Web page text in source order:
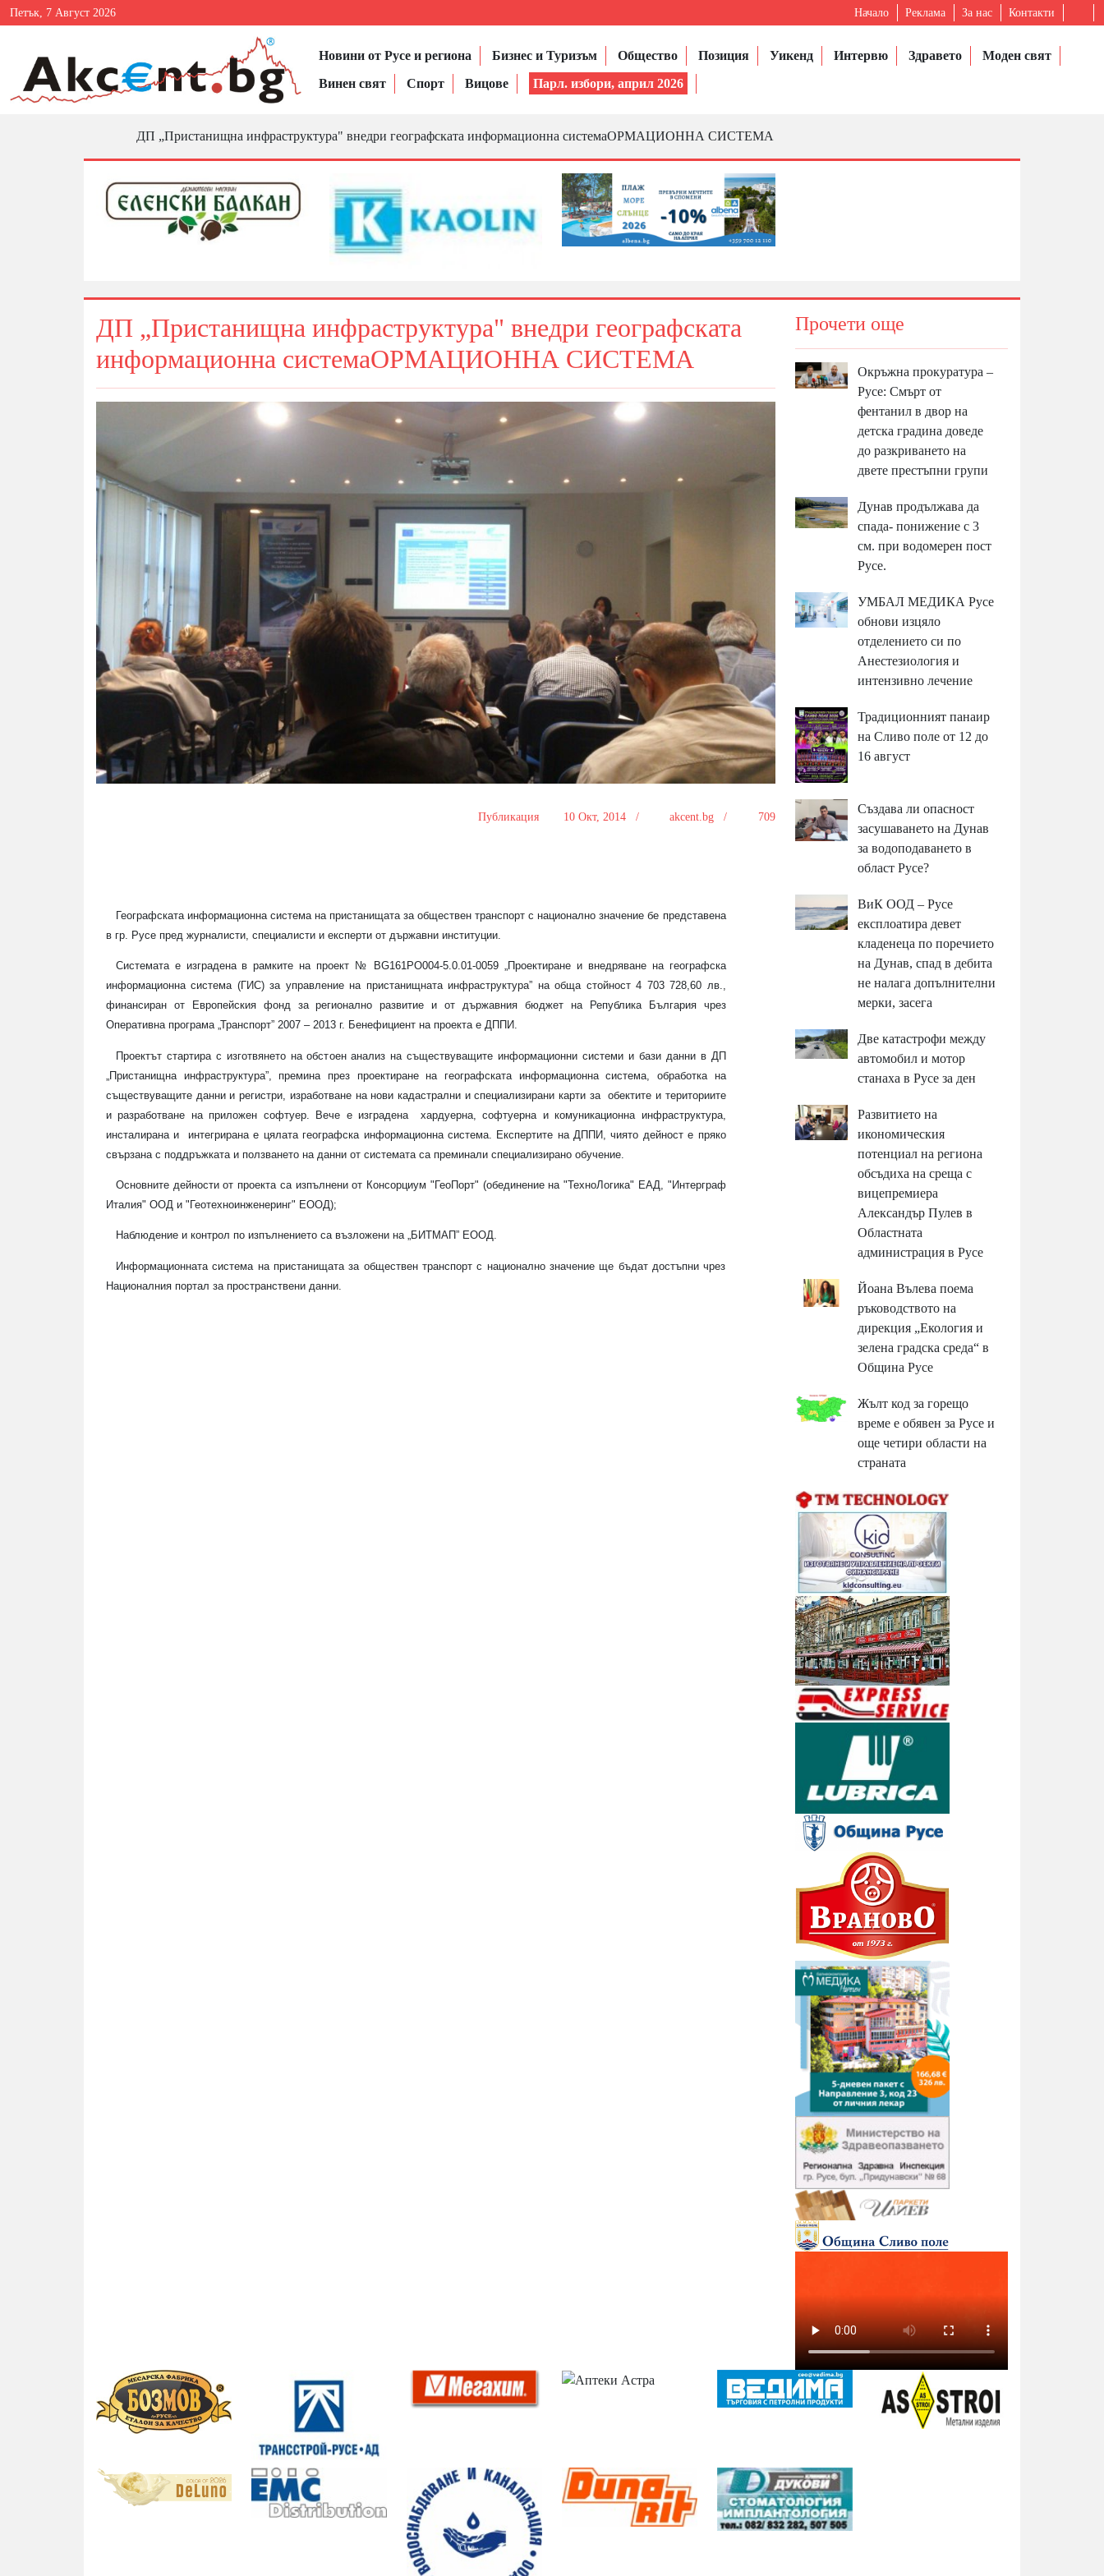
Петък, 7 Август 2026 Начало Реклама За нас Контакти
Новини от Русе и региона Бизнес и Туризъм Общество Позиция Уикенд Интервю Здравето
Моден свят
Винен свят
Спорт Вицове Парл. избори, април 2026
ДП „Пристанищна инфраструктура" внедри географската информационна системаОРМАЦИОННА СИСТЕМА
ДП „Пристанищна инфраструктура" внедри географската
информационна системаОРМАЦИОННА СИСТЕМА
Публикация 10 Окт, 2014 / akcent.bg / 709
Географската информационна система на пристанищата за обществен транспорт с национално значение бе представена
в гр. Русе пред журналисти, специалисти и експерти от държавни институции.
Системата е изградена в рамките на проект № BG161PO004-5.0.01-0059 „Проектиране и внедряване на географска
информационна система (ГИС) за управление на пристанищната инфраструктура” на обща стойност 4 703 728,60 лв.,
финансиран от Европейския фонд за регионално развитие и от държавния бюджет на Република България чрез
Оперативна програма „Транспорт” 2007 – 2013 г. Бенефициент на проекта е ДППИ.
Проектът стартира с изготвянето на обстоен анализ на съществуващите информационни системи и бази данни в ДП
„Пристанищна инфраструктура”, премина през проектиране на географската информационна система, обработка на
съществуващите данни и регистри, изработване на нови кадастрални и специализирани карти за
обектите и териториите
и разработване на приложен софтуер. Вече е изградена
хардуерна, софтуерна и комуникационна инфраструктура,
инсталирана и
интегрирана е цялата географска информационна система. Експертите на ДППИ, чиято дейност е пряко
свързана с поддръжката и ползването на данни от системата са преминали специализирано обучение.
Основните дейности от проекта са изпълнени от Консорциум "ГеоПорт" (обединение на "ТехноЛогика" ЕАД, "Интерграф
Италия" ООД и "Геотехноинженеринг" ЕООД);
Наблюдение и контрол по изпълнението са възложени на „БИТМАП” ЕООД.
Информационната система на пристанищата за обществен транспорт с национално значение ще бъдат достъпни чрез
Националния портал за пространствени данни.
Прочети още
Окръжна прокуратура –
Русе: Смърт от
фентанил в двор на
детска градина доведе
до разкриването на
двете престъпни групи
Дунав продължава да
спада- понижение с 3
см. при водомерен пост
Русе.
УМБАЛ МЕДИКА Русе
обнови изцяло
отделението си по
Анестезиология и
интензивно лечение
Традиционният панаир
на Сливо поле от 12 до
16 август
Създава ли опасност
засушаването на Дунав
за водоподаването в
област Русе?
ВиК ООД – Русе
експлоатира девет
кладенеца по поречието
на Дунав, спад в дебита
не налага допълнителни
мерки, засега
Две катастрофи между
автомобил и мотор
станаха в Русе за ден
Развитието на
икономическия
потенциал на региона
обсъдиха на среща с
вицепремиера
Александър Пулев в
Областната
администрация в Русе
Йоана Вълева поема
ръководството на
дирекция „Екология и
зелена градска среда“ в
Община Русе
Жълт код за горещо
време е обявен за Русе и
още четири области на
страната